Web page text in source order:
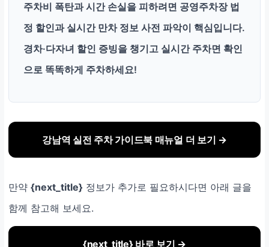
주차비 폭탄과 시간 손실을 피하려면 공영주차장 법
정 할인과 실시간 만차 정보 사전 파악이 핵심입니다.
경차·다자녀 할인 증빙을 챙기고 실시간 주차면 확인
으로 똑똑하게 주차하세요!
강남역 실전 주차 가이드북 매뉴얼 더 보기 →
만약 {next_title} 정보가 추가로 필요하시다면 아래 글을
함께 참고해 보세요.
{next_title} 바로 보기 →